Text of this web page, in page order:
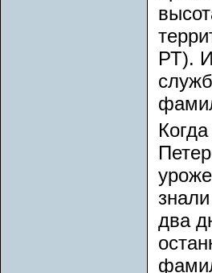
РТ).
два